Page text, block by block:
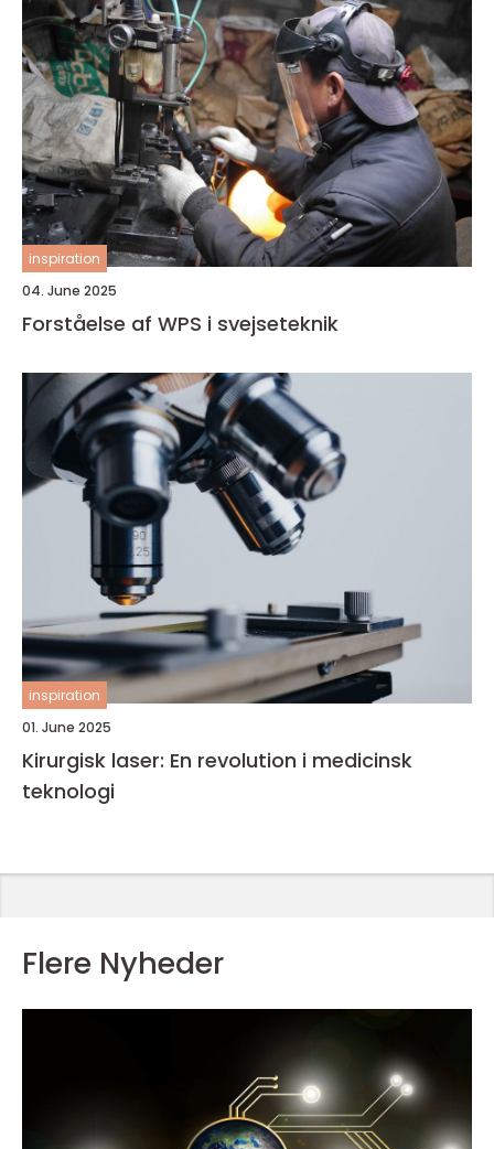
inspiration
04. June 2025
Forståelse af WPS i svejseteknik
inspiration
01. June 2025
Kirurgisk laser: En revolution i medicinsk
teknologi
Flere Nyheder